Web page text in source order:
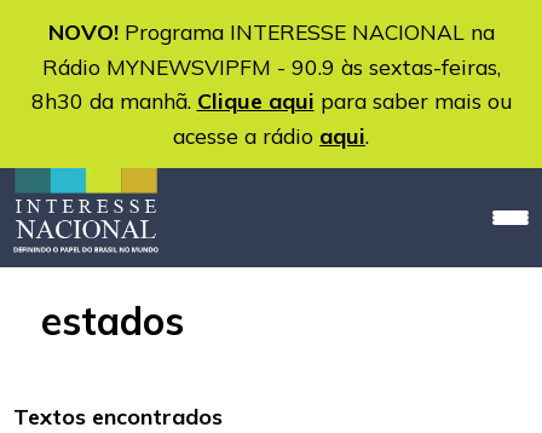
NOVO!Programa INTERESSE NACIONAL na
Rádio MYNEWSVIPFM - 90.9 às sextas-feiras,
8h30 da manhã. Clique aqui para saber mais ou
acesse a rádio aqui.
estados
Textos encontrados